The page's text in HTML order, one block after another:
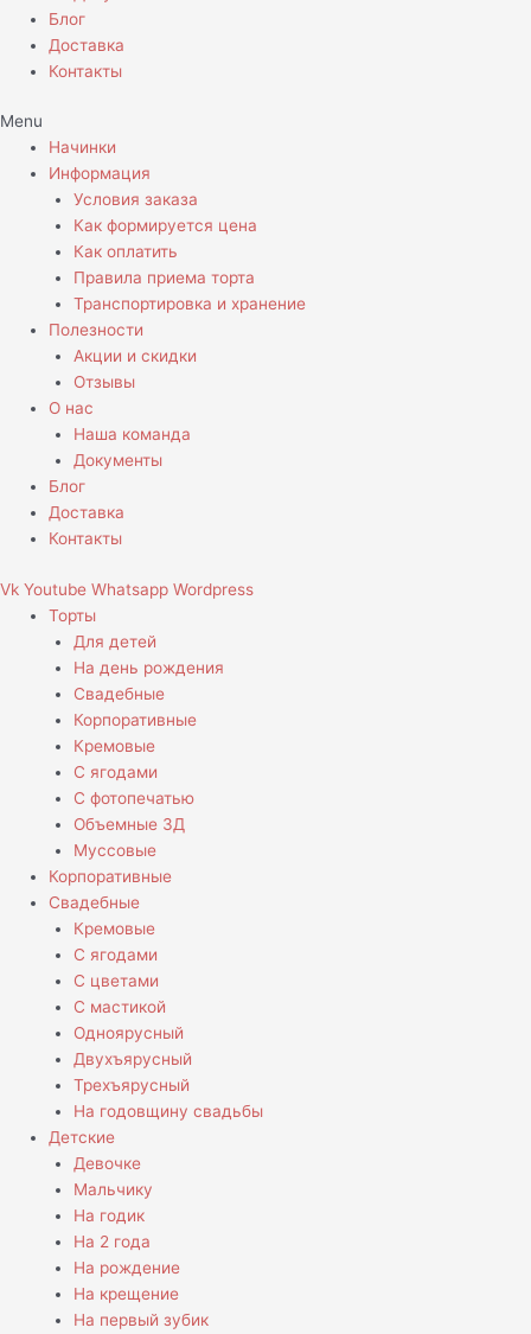
Блог
Доставка
Контакты
Menu
Начинки
Информация
Условия заказа
Как формируется цена
Как оплатить
Правила приема торта
Транспортировка и хранение
Полезности
Акции и скидки
Отзывы
О нас
Наша команда
Документы
Блог
Доставка
Контакты
Vk Youtube Whatsapp Wordpress
Торты
Для детей
На день рождения
Свадебные
Корпоративные
Кремовые
С ягодами
С фотопечатью
Объемные 3Д
Муссовые
Корпоративные
Свадебные
Кремовые
С ягодами
С цветами
С мастикой
Одноярусный
Двухъярусный
Трехъярусный
На годовщину свадьбы
Детские
Девочке
Мальчику
На годик
На 2 года
На рождение
На крещение
На первый зубик